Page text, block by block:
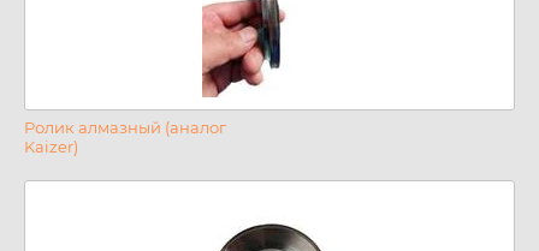
Ролик алмазный (аналог
Kaizer)